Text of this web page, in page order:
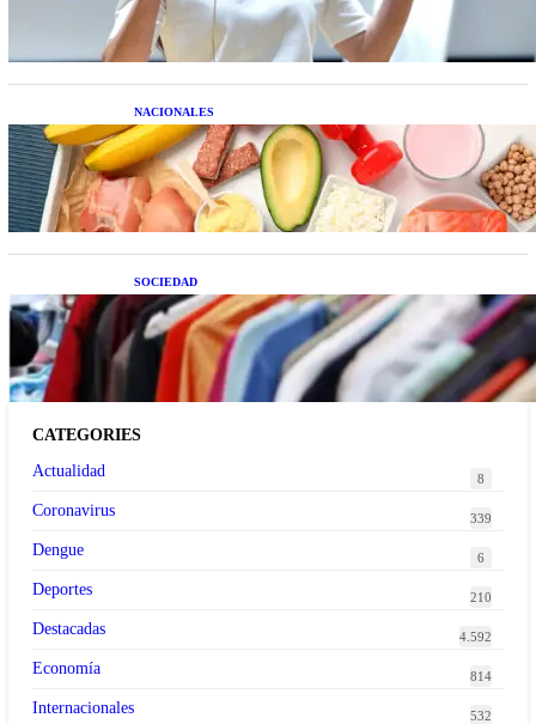
NACIONALES
Nutrición inteligente: Cinco superalimentos de
temporada que deberías sumar a tu dieta este mes
SOCIEDAD
Las grandes marcas globales se suman a la
tendencia de la ropa de segunda mano premium
CATEGORIES
Actualidad
8
Coronavirus 339
Dengue 6
Deportes 210
Destacadas 4.592
Economía 814
Internacionales 532